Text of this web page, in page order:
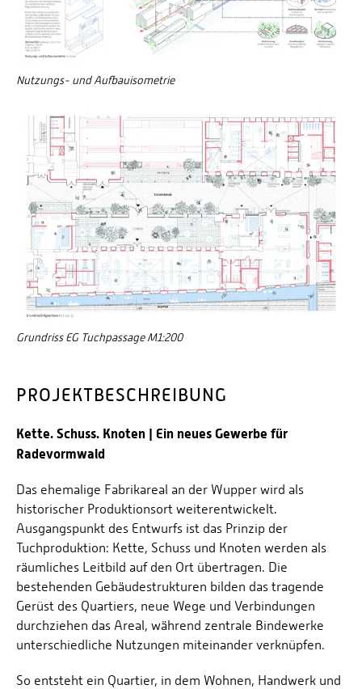
Nutzungs- und Aufbauisometrie
Grundriss EG Tuchpassage M1:200
PROJEKTBESCHREIBUNG
Kette. Schuss. Knoten | Ein neues Gewerbe für
Radevormwald
Das ehemalige Fabrikareal an der Wupper wird als
historischer Produktionsort weiterentwickelt.
Ausgangspunkt des Entwurfs ist das Prinzip der
Tuchproduktion: Kette, Schuss und Knoten werden als
räumliches Leitbild auf den Ort übertragen. Die
bestehenden Gebäudestrukturen bilden das tragende
Gerüst des Quartiers, neue Wege und Verbindungen
durchziehen das Areal, während zentrale Bindewerke
unterschiedliche Nutzungen miteinander verknüpfen.
So entsteht ein Quartier, in dem Wohnen, Handwerk und